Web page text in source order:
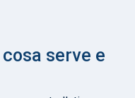
serve e